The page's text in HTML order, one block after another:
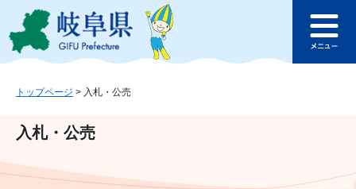
ジ
ュ
文
このページの本文へ
ュ
トップページ > 入札・公売
入札・公売